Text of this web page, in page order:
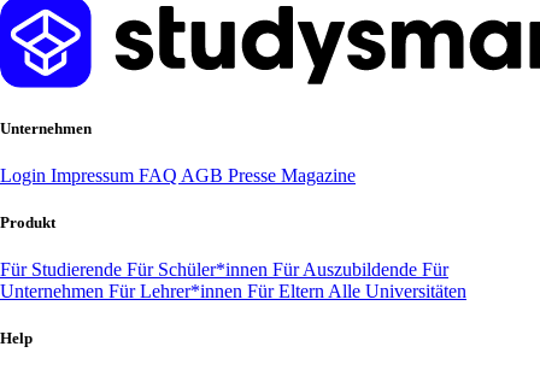
Unternehmen
Login Impressum FAQ AGB Presse Magazine
Produkt
Für Studierende Für Schüler*innen Für Auszubildende Für
Unternehmen Für Lehrer*innen Für Eltern Alle Universitäten
Help